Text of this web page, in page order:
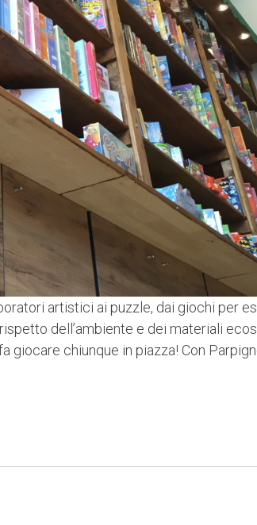
artistici ai puzzle, dai giochi per
dell’ambiente e dei materiali
chiunque in piazza! Con